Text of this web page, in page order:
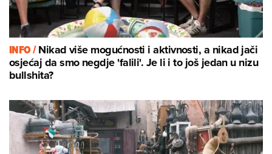
INFO /Nikad više mogućnosti i aktivnosti, a nikad jači
osjećaj da smo negdje 'falili'. Je li i to još jedan u nizu
bullshita?